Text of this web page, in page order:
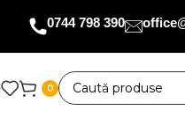
0744 798 390
0